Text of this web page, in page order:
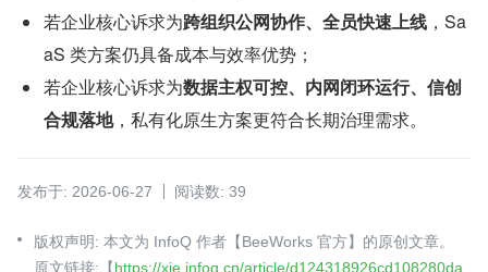
若企业核心诉求为跨组织公网协作、全员快速上线 ，Sa
aS 类方案仍具备成本与效率优势；
若企业核心诉求为数据主权可控、内网闭环运行、信创
合规落地，私有化原生方案更符合长期治理需求。
发布于: 2026-06-27 阅读数: 39
版权声明: 本文为 InfoQ 作者【BeeWorks 官方】的原创文章。
原文链接:【https://xie.infoq.cn/article/d124318926cd108280da